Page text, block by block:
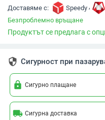
Доставяме с: Speedy ,
Безпроблемно връщане
Продуктът се предлага с
security Сигурност при
lock Сигурно плащане
local_shipping Сигурна доставка